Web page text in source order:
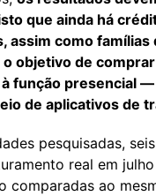
que ainda há
assim como famílias
objetivo de
função presencial
de aplicativos de
pesquisadas,
real em
comparadas ao